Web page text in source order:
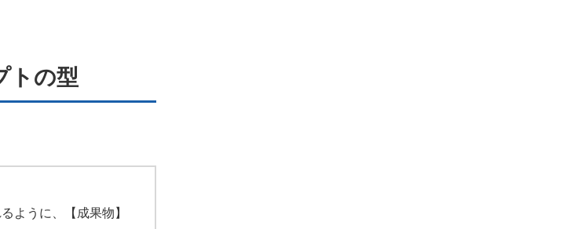
トの型
ように、【成果物】